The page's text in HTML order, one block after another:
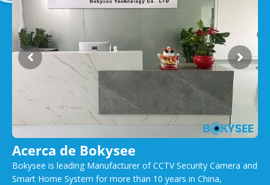
Acerca de Bokysee
Bokysee is leading Manufacturer of CCTV Security Camera and
Smart Home System for more than 10 years in China,